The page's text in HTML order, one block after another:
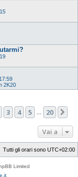
2K20
di 20
3 4 5 20
Vai a
Tutti gli orari sono UTC+02:00
Limited